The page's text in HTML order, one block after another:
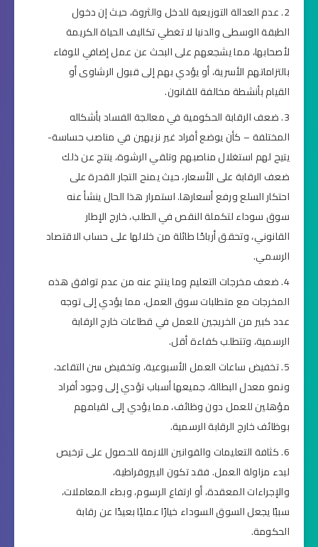
عدم العدالة التوزيعية للدخل والثروة، حيث إن دخول
الطبقة الوسطى والدنيا لا تغطي تكاليف الحياة الكريمة
لأصحابها، مما يشجعهم على البحث عن عمل إضافي للوفاء
بالتزاماتهم الأسرية، أو يؤدي بهم إلى قبول الرشاوى أو
القيام بأنشطة مخالفة للقانون.
ضعف الرقابة الحكومية في معالجة الفساد بأشكاله
المختلفة – كأن يوضع أفراد غير نزيهين في مناصب حساسة-
يتيح لهم استغلال مناصبهم وتلقي الرشوة، ينتج عن ذلك
ضعف الرقابة على الأسعار، حيث يمنح التجار القدرة على
احتكار السلع ورفع أسعارها. استمرار هذا الحال ينشأ عنه
سوق سوداء لتكملة النقص في الطلب، خارج الإطار
القانوني، وتحقق أرباحًا طائلة من خلالها على حساب الاقتصاد
الرسمي.
ضعف مخرجات التعليم وما ينتج عنه من عدم توافق هذه
المخرجات مع متطلبات سوق العمل، مما يؤدي إلى توجه
عدد كبير من الخريجين للعمل في قطاعات خارج الرقابة
الرسمية، وتتطلب كفاءة أقل.
تخفيض ساعات العمل الأسبوعية، وتخفيض سن التقاعد،
ونمو معدل البطالة، جميعها أسباب تؤدي إلى وجود أفراد
مؤهلين للعمل دون وظائف، مما يؤدي إلى لقيامهم
بوظائف خارج الرقابة الرسمية.
كثافة التعليمات والقوانين اللازمة للحصول على ترخيص
لبدء مزاولة العمل. فقد تكون البيروقراطية،
والإجراءات المعقدة، أو ارتفاع الرسوم، وبطء المعاملات،
سببًا يجعل السوق السوداء خيارًا عمليًا بعيدًا عن رقابة
الحكومة.